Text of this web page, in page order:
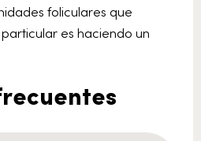
foliculares que
es haciendo un